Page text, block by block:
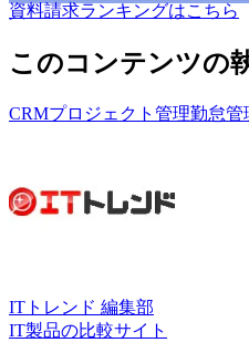
資料請求ランキングはこちら
このコンテンツの
CRMプロジェクト管理勤怠管
ITトレンド 編集部
IT製品の比較サイト